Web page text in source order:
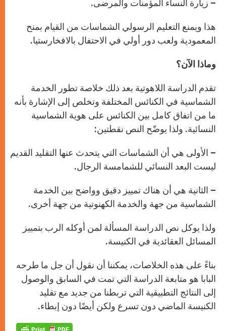
– زيارة النساء المؤمنات والمرضى.
هذا ويمنع التعليم الرسولي الشماسات من القيام بمنح
المعمودية ولعب دور أولي في الاحتفال بالافخارستيا.
وماذا الآن؟
تقدم الدراسة اللاهوتية بعد ذلك خلاصة تطور الخدمة
الشماسية في الكنائس المختلفة وتخلص إلى الإشارة بأنه
ما من اتفاق كامل بين الكنائس على هوية الشماسية
النسائية. ولذا يوضّح النص نقطتين:
– الأولى هي أن الشماسات التي يتحدث عنها التقليد القديم
ليست البعد النسائي للشمامسة الرجال.
– الثانية هي أن هناك تمييز دقيق وواضح بين الخدمة
الشماسية من جهة والخدمة الكهنوتية من جهة أخرى.
ولذا يوكل نص الدراسة المسألة لمن أوكله الرب بتمييز
المسائل العقائدية في الكنيسة.
بناءً على هذه الخلاصات، يمكننا أن نقول أن جل ما طرحه
البابا هو متابعة الدراسة التي تمت في السابق والوصول
إلى النتائج التطبيقية التي تربطنا من جديد مع تقليد
الكنيسة الماضي دون تسرع ولكن أيضًا دون إبطاء.